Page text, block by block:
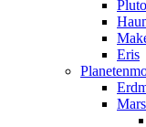
Pluto
Eris